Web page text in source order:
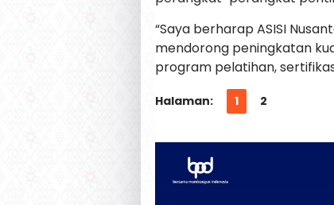
“Saya berharap ASISI
mendorong peningkatan
program pelatihan,
Halaman: 1 2